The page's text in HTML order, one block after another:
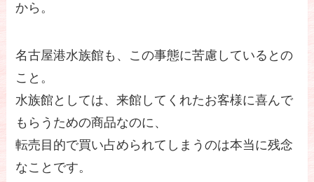
から。
名古屋港水族館も、この事態に苦慮しているとの
こと。
水族館としては、来館してくれたお客様に喜んで
もらうための商品なのに、
転売目的で買い占められてしまうのは本当に残念
なことです。